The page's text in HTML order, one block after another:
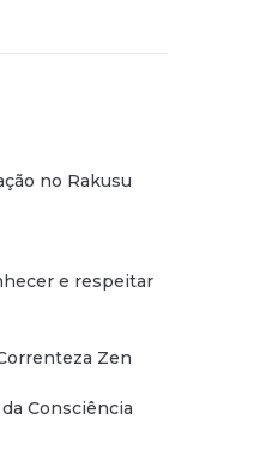
no Rakusu
e respeitar
Zen
Consciência